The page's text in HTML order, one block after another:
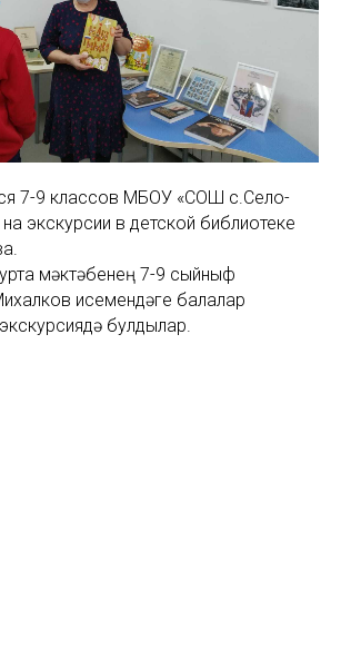
7-9 классов МБОУ «СОШ с.Село-
экскурсии в детской библиотеке
мәктәбенең 7-9 сыйныф
исемендәге балалар
булдылар.